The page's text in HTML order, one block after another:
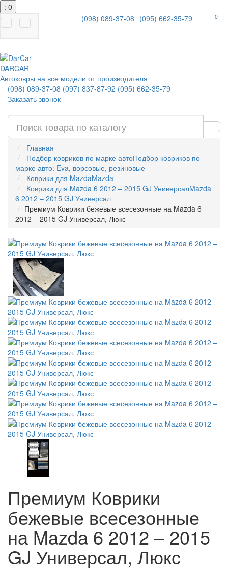
: 0
(098) 089-37-08 (095) 662-35-79 0
DARCAR
Автоковры на все модели от производителя
(098) 089-37-08 (097) 837-87-92 (095) 662-35-79
Заказать звонок
Главная
Подбор ковриков по марке автоПодбор ковриков по
марке авто: Eva, ворсовые, резиновые
Коврики для MazdaMazda
Коврики для Mazda 6 2012 – 2015 GJ УниверсалMazda
6 2012 – 2015 GJ Универсал
Премиум Коврики бежевые всесезонные на Mazda 6
2012 – 2015 GJ Универсал, Люкс
Премиум Коврики
бежевые всесезонные
на Mazda 6 2012 – 2015
GJ Универсал, Люкс